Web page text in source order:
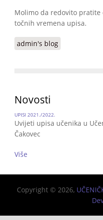
Molimo da redovito
točnih vremena upisa.
admin's blog
Novosti
UPISI 2021./2022.
Uvijeti upisa učenika u
Čakovec
Više
Copyright © 2026,